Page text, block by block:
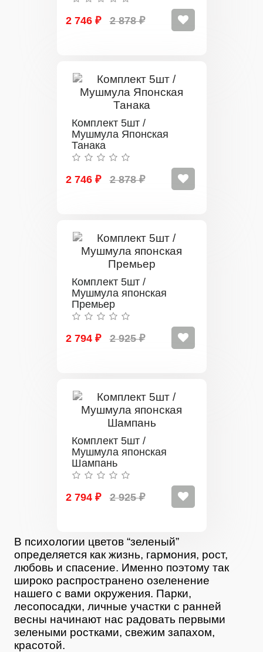
2 746 ₽ 2 878 ₽
Комплект 5шт /
Мушмула Японская
Танака
2 746 ₽ 2 878 ₽
Комплект 5шт /
Мушмула японская
Премьер
2 794 ₽ 2 925 ₽
Комплект 5шт /
Мушмула японская
Шампань
2 794 ₽ 2 925 ₽
В психологии цветов “зеленый”
определяется как жизнь, гармония, рост,
любовь и спасение. Именно поэтому так
широко распространено озеленение
нашего с вами окружения. Парки,
лесопосадки, личные участки с ранней
весны начинают нас радовать первыми
зелеными ростками, свежим запахом,
красотой.